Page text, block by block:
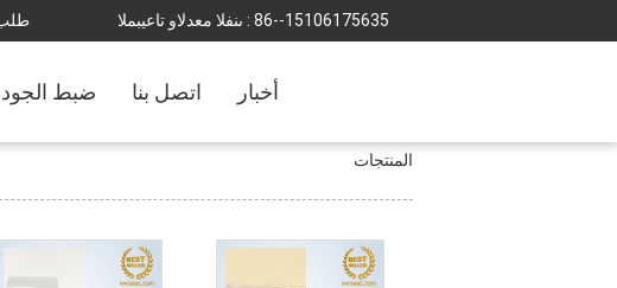
المبيعات والدعم الفنى : 86--15106175635
ضبط اتصل بنا أخبار
المنتجات